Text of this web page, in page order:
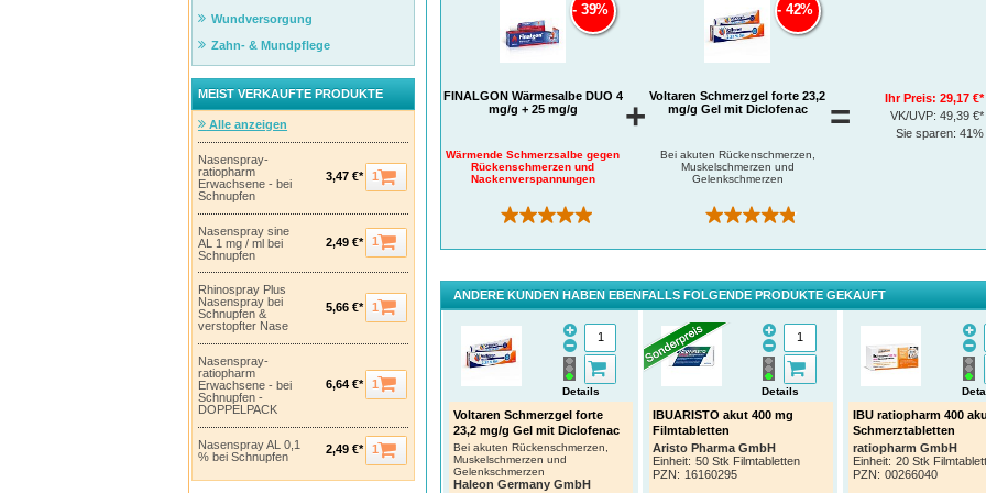
Wärme aus dem Inneren des eigenen Körpers heraus
entsteht.
Die erhöhte Durchblutung sorgt außerdem dafür, dass
Muskulatur und gegebenenfalls auch Gelenke besser
80% der Patienten berichten von einer deutlich verbesserten
Beweglichkeit bereits am 1. Tag![1]
[1]Gaubitz et al. (2016) Eur J Pain. 20: 263-273
Finalgon
Wärmecreme Finalgon
Wärmecreme
Finalgon®
FINALGON Wärmesalbe DUO 4
mg/g + 25 mg/g
Wärmende Schmerzsalbe gegen
Rückenschmerzen und
Nackenverspannungen
(3)
39%
+
Voltaren Schmerzgel forte 23,2
mg/g Gel mit Diclofenac
Bei akuten Rückenschmerzen,
Muskelschmerzen und
Gelenkschmerzen
(228)
42%
= Ihr Preis:29,17 €*
VK/UVP:49,39 €*
Sie sparen:41%
ANDERE KUNDEN HABEN EBENFALLS FOLGENDE PRODUKTE GEKAUFT
Voltaren Schmerzgel forte
23,2 mg/g Gel mit Diclofenac
Bei akuten Rückenschmerzen,
Muskelschmerzen und
Gelenkschmerzen
Haleon Germany GmbH
Details
IBUARISTO akut 400 mg
Filmtabletten
Aristo Pharma GmbH
Einheit: 50 Stk Filmtabletten
PZN: 16160295
Details
IBU ratiopharm 400
Schmerztabletten
ratiopharm GmbH
Einheit: 20 Stk
PZN: 00266040
Wundversorgung
Zahn- & Mundpflege
MEIST VERKAUFTE PRODUKTE
Alle anzeigen
Nasenspray-
ratiopharm
Erwachsene - bei
Schnupfen
3,47 €* 1
Nasenspray sine
AL 1 mg / ml bei
Schnupfen
2,49 €* 1
Rhinospray Plus
Nasenspray bei
Schnupfen &
verstopfter Nase
5,66 €* 1
Nasenspray-
ratiopharm
Erwachsene - bei
Schnupfen -
DOPPELPACK
6,64 €* 1
Nasenspray AL 0,1
% bei Schnupfen
2,49 €* 1